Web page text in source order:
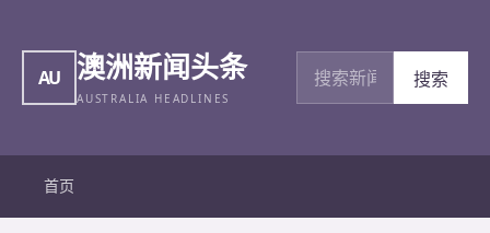
AU 澳洲新闻头条
AUSTRALIA HEADLINES
搜索新闻
搜索
首页